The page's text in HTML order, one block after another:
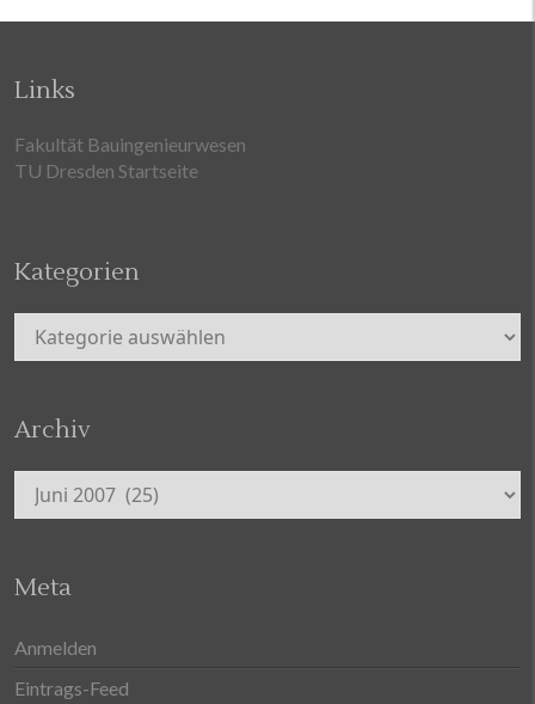
Links
Fakultät Bauingenieurwesen
TU Dresden Startseite
Kategorien
Kategorien
Archiv
Archiv
Meta
Anmelden
Eintrags-Feed